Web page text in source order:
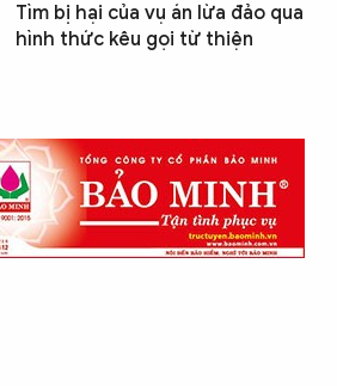
Tìm bị hại của vụ án lừa đảo qua
hình thức kêu gọi từ thiện